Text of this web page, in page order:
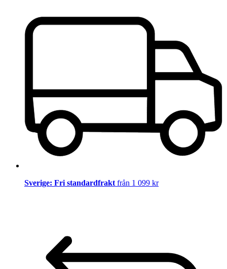
Sverige: Fri standardfrakt från 1 099 kr